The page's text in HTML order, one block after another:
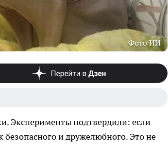
Фото ИИ
Эксперименты подтвердили: если
безопасного и дружелюбного. Это не